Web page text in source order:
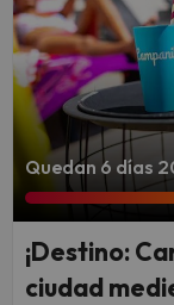
Quedan 6 días
¡Destino:
ciudad